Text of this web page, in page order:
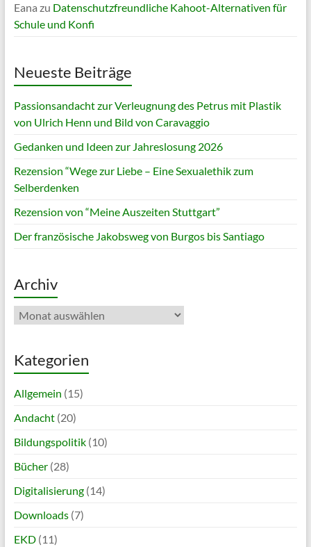
Eana zu Datenschutzfreundliche Kahoot-Alternativen für
Schule und Konfi
Neueste Beiträge
Passionsandacht zur Verleugnung des Petrus mit Plastik
von Ulrich Henn und Bild von Caravaggio
Gedanken und Ideen zur Jahreslosung 2026
Rezension “Wege zur Liebe – Eine Sexualethik zum
Selberdenken
Rezension von “Meine Auszeiten Stuttgart”
Der französische Jakobsweg von Burgos bis Santiago
Archiv
Archiv
Kategorien
Allgemein (15)
Andacht(20)
Bildungspolitik(10)
Bücher(28)
Digitalisierung(14)
Downloads(7)
EKD(11)